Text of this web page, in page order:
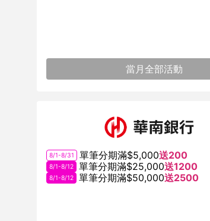
當月全部活動
8/1-8/31 單筆分期滿$5,000送200
8/1-8/12 單筆分期滿$25,000送1200
8/1-8/12 單筆分期滿$50,000送2500